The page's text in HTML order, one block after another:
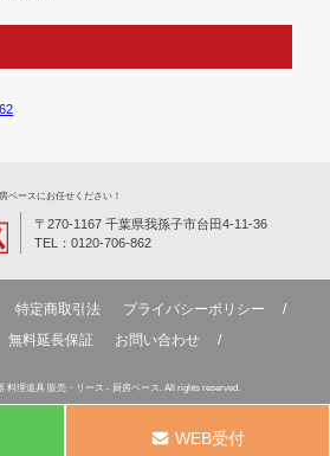
ベースにお任せください！
〒270-1167 千葉県我孫子市台田4-11-36
TEL：0120-706-862
特定商取引法
プライバシーポリシー
無料延⻑保証 お問い合わせ
料理道具 販売・リース - 厨房ベース. All rights reserved.
WEB受付